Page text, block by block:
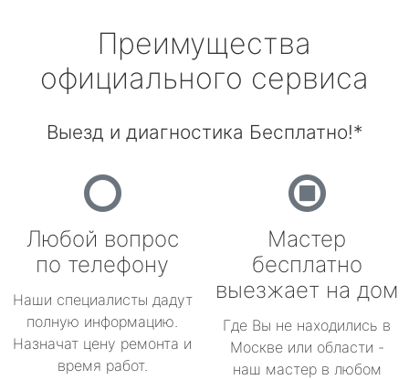
Преимущества
официального сервиса
Выезд и диагностика Бесплатно!*
Любой вопрос
по телефону
Наши специалисты дадут
полную информацию.
Назначат цену ремонта и
время работ.
Мастер
бесплатно
выезжает на дом
Где Вы не находились в
Москве или области -
наш мастер в любом